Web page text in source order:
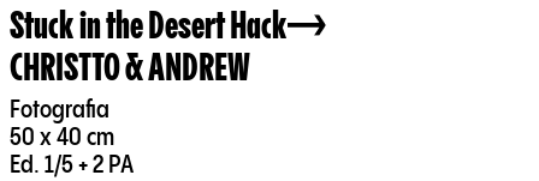
Stuck in the Desert Hack
CHRISTTO & ANDREW
Fotografia
50 x 40 cm
Ed. 1/5 + 2 PA